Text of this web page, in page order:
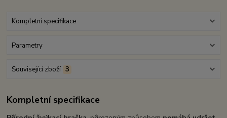
Kompletní specifikace
Parametry
Související zboží 3
Kompletní specifikace